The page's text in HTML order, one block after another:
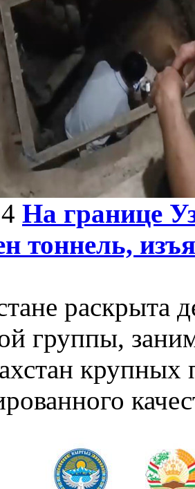
На границе
тоннель,
раскрыта
группы,
крупных